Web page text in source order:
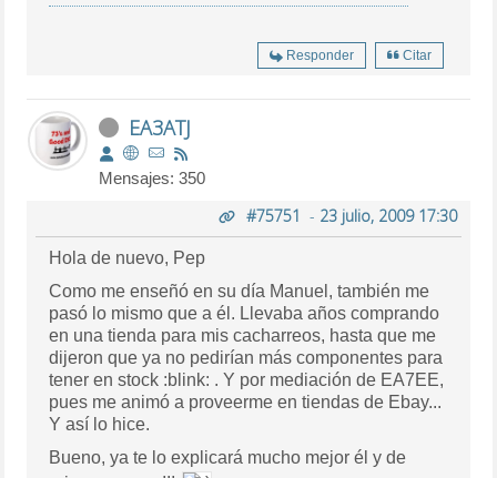
Responder Citar
EA3ATJ
Mensajes: 350
#75751 - 23 julio, 2009 17:30
Hola de nuevo, Pep
Como me enseñó en su día Manuel, también me
pasó lo mismo que a él. Llevaba años comprando
en una tienda para mis cacharreos, hasta que me
dijeron que ya no pedirían más componentes para
tener en stock :blink: . Y por mediación de EA7EE,
pues me animó a proveerme en tiendas de Ebay...
Y así lo hice.
Bueno, ya te lo explicará mucho mejor él y de